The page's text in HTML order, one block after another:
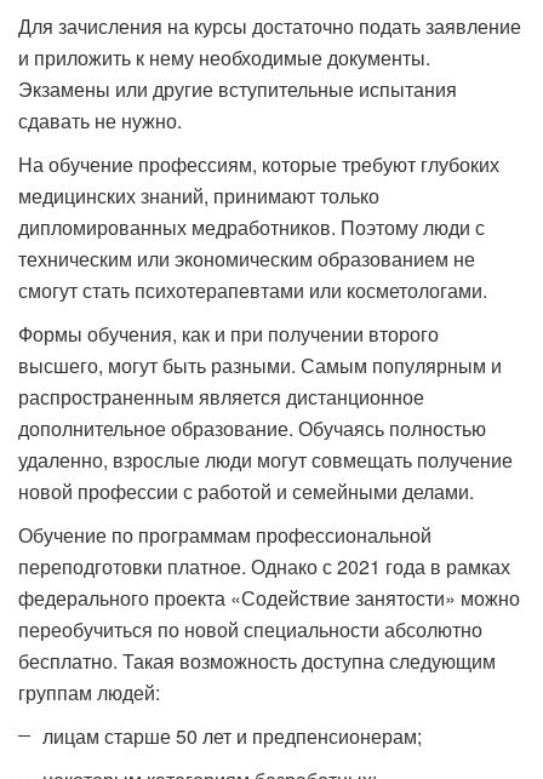
Для зачисления на курсы достаточно подать заявление
и приложить к нему необходимые документы.
Экзамены или другие вступительные испытания
сдавать не нужно.
На обучение профессиям, которые требуют глубоких
медицинских знаний, принимают только
дипломированных медработников. Поэтому люди с
техническим или экономическим образованием не
смогут стать психотерапевтами или косметологами.
Формы обучения, как и при получении второго
высшего, могут быть разными. Самым популярным и
распространенным является дистанционное
дополнительное образование. Обучаясь полностью
удаленно, взрослые люди могут совмещать получение
новой профессии с работой и семейными делами.
Обучение по программам профессиональной
переподготовки платное. Однако с 2021 года в рамках
федерального проекта «Содействие занятости» можно
переобучиться по новой специальности абсолютно
бесплатно. Такая возможность доступна следующим
группам людей:
лицам старше 50 лет и предпенсионерам;